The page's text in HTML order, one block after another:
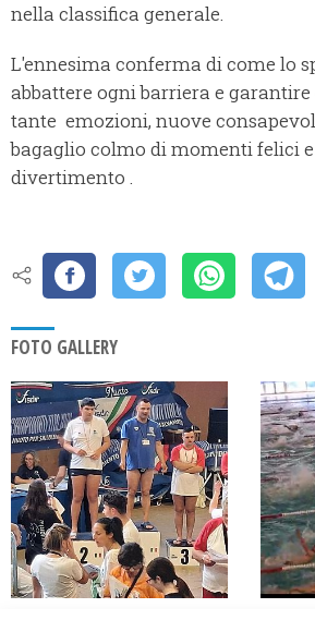
nella classifica generale.
L'ennesima conferma di come lo
abbattere ogni barriera e
tante emozioni, nuove
bagaglio colmo di momenti felici
divertimento .
FOTO GALLERY